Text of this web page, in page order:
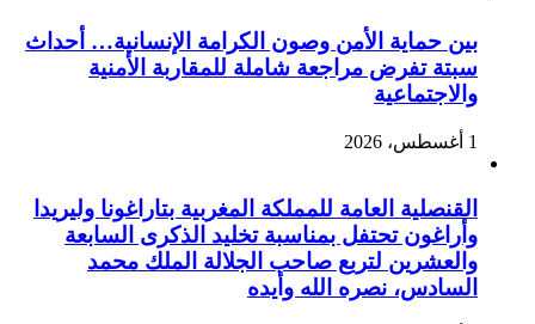
بين حماية الأمن وصون الكرامة الإنسانية… أحداث
سبتة تفرض مراجعة شاملة للمقاربة الأمنية
والاجتماعية
1 أغسطس، 2026
القنصلية العامة للمملكة المغربية بتاراغونا وليريدا
وأراغون تحتفل بمناسبة تخليد الذكرى السابعة
والعشرين لتربع صاحب الجلالة الملك محمد
السادس، نصره الله وأيده